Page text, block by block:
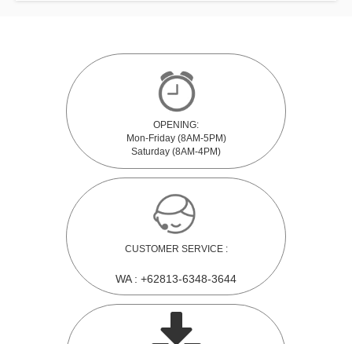
OPENING:
Mon-Friday (8AM-5PM)
Saturday (8AM-4PM)
CUSTOMER SERVICE :
WA : +62813-6348-3644